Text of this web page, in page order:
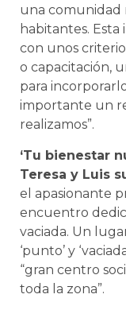
una comunidad
habitantes. Esta
con unos
o capacitación,
para
importante un
realizamos”.
‘Tu bienestar
Teresa y Luis
el apasionante
encuentro
vaciada. Un
‘punto’ y
“gran centro
toda la zona”.